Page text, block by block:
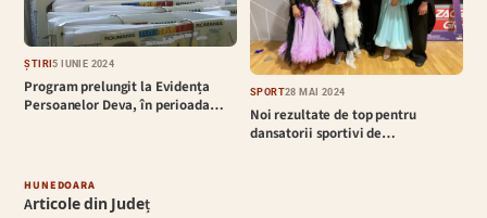
ȘTIRI5 IUNIE 2024
Program prelungit la Evidența
Persoanelor Deva, în perioada…
SPORT28 MAI 2024
Noi rezultate de top pentru
dansatorii sportivi de…
HUNEDOARA
Articole din Județ